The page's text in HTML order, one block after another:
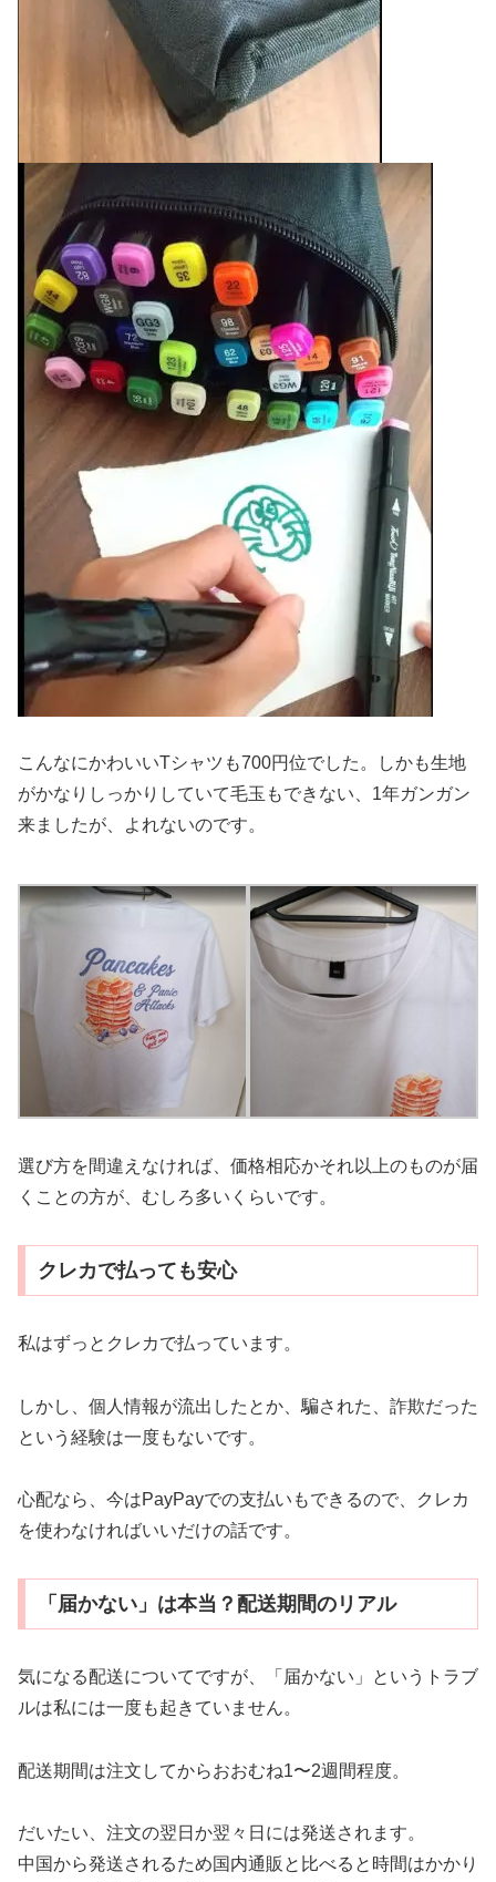
こんなにかわいいTシャツも700円位でした。しかも生地
がかなりしっかりしていて毛玉もできない、1年ガンガン
来ましたが、よれないのです。
選び方を間違えなければ、価格相応かそれ以上のものが届
くことの方が、むしろ多いくらいです。
クレカで払っても安心
私はずっとクレカで払っています。
しかし、個人情報が流出したとか、騙された、詐欺だった
という経験は一度もないです。
心配なら、今はPayPayでの支払いもできるので、クレカ
を使わなければいいだけの話です。
「届かない」は本当？配送期間のリアル
気になる配送についてですが、「届かない」というトラブ
ルは私には一度も起きていません。
配送期間は注文してからおおむね1〜2週間程度。
だいたい、注文の翌日か翌々日には発送されます。
中国から発送されるため国内通販と比べると時間はかかり